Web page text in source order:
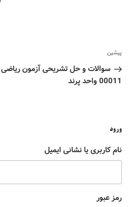
پیشین
00011 واحد پرند
ورود
نام کاربری یا نشانی ایمیل
رمز عبور